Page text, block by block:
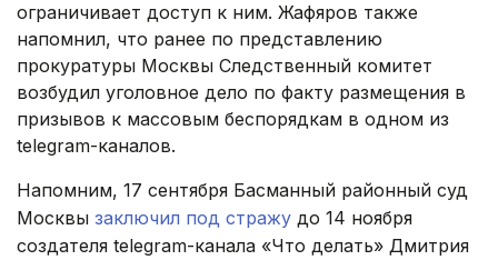
ограничивает доступ к ним. Жафяров также
напомнил, что ранее по представлению
прокуратуры Москвы Следственный комитет
возбудил уголовное дело по факту размещения в
призывов к массовым беспорядкам в одном из
telegram-каналов.
Напомним, 17 сентября Басманный районный суд
Москвы заключил под стражу до 14 ноября
создателя telegram-канала «Что делать» Дмитрия